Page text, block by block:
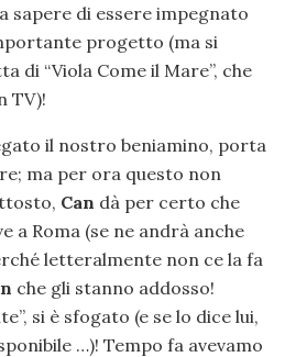
sapere di essere impegnato
progetto (ma si
di “Viola Come il Mare”, che
TV)!
il nostro beniamino, porta
ma per ora questo non
Can dà per certo che
a Roma (se ne andrà anche
letteralmente non ce la fa
che gli stanno addosso!
si è sfogato (e se lo dice lui,
…)! Tempo fa avevamo